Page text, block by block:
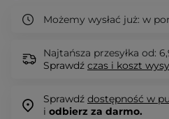
Możemy wysłać już: w
Najtańsza przesyłka od:
Sprawdź czas i koszt
Sprawdź dostępność w
i odbierz za darmo.